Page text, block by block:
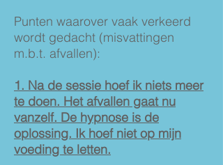
Punten waarover vaak verkeerd
wordt gedacht (misvattingen
m.b.t. afvallen):
1. Na de sessie hoef ik niets meer
te doen. Het afvallen gaat nu
vanzelf. De hypnose is de
oplossing. Ik hoef niet op mijn
voeding te letten.